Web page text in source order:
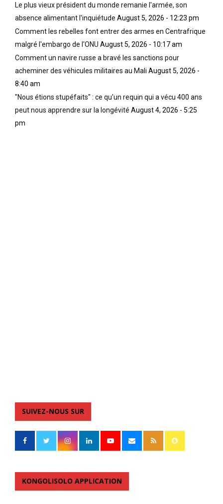
Le plus vieux président du monde remanie l'armée, son
absence alimentant l'inquiétude August 5, 2026 - 12:23 pm
Comment les rebelles font entrer des armes en Centrafrique
malgré l'embargo de l'ONU August 5, 2026 - 10:17 am
Comment un navire russe a bravé les sanctions pour
acheminer des véhicules militaires au Mali August 5, 2026 -
8:40 am
"Nous étions stupéfaits" : ce qu'un requin qui a vécu 400 ans
peut nous apprendre sur la longévité August 4, 2026 - 5:25
pm
SUIVEZ-NOUS SUR
KONGOLISOLO APPLICATION